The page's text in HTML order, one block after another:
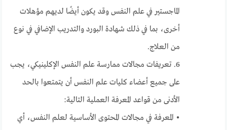
الماجستير في علم النفس وقد يكون أيضًا لديهم مؤهلات
أخرى، بما في ذلك شهادة البورد والتدريب الإضافي في نوع
من العلاج.
6. تعريفات مجالات ممارسة علم النفس الإكلينيكي، يجب
على جميع أعضاء كليات علم النفس أن يتمتعوا بالحد
الأدنى من قواعد المعرفة العملية التالية:
• المعرفة في مجالات المحتوى الأساسية لعلم النفس، أي